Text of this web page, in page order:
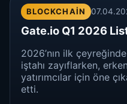
BLOCKCHAIN
Gate.io Q1 2026
2026’nın ilk
iştahı zayıflarken,
yatırımcılar için öne
etti.